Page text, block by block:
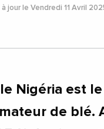
jour le Vendredi 11 Avril
Nigéria est le
de blé.